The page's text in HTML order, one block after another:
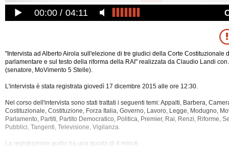
00:00 04:11
"Intervista ad Alberto Airola sull'elezione di tre giudici della Corte Costituzionale
parlamentare e sul testo della riforma della RAI" realizzata da Claudio Landi con
(senatore, MoVimento 5 Stelle).
L'intervista è stata registrata giovedì 17 dicembre 2015 alle ore 12:30.
Nel corso dell'intervista sono stati trattati i seguenti temi: Appalti, Barbera,
Costituzionale, Costituzione, Forza Italia, Governo, Lavoro, Legge, Modugno,
Parlamento, Partiti, Partito Democratico, Politica, Premier, Rai, Renzi, Riforme,
Pubblici, Tangenti, Televisione, Vigilanza.
La registrazione audio ha una durata di 4 minuti.